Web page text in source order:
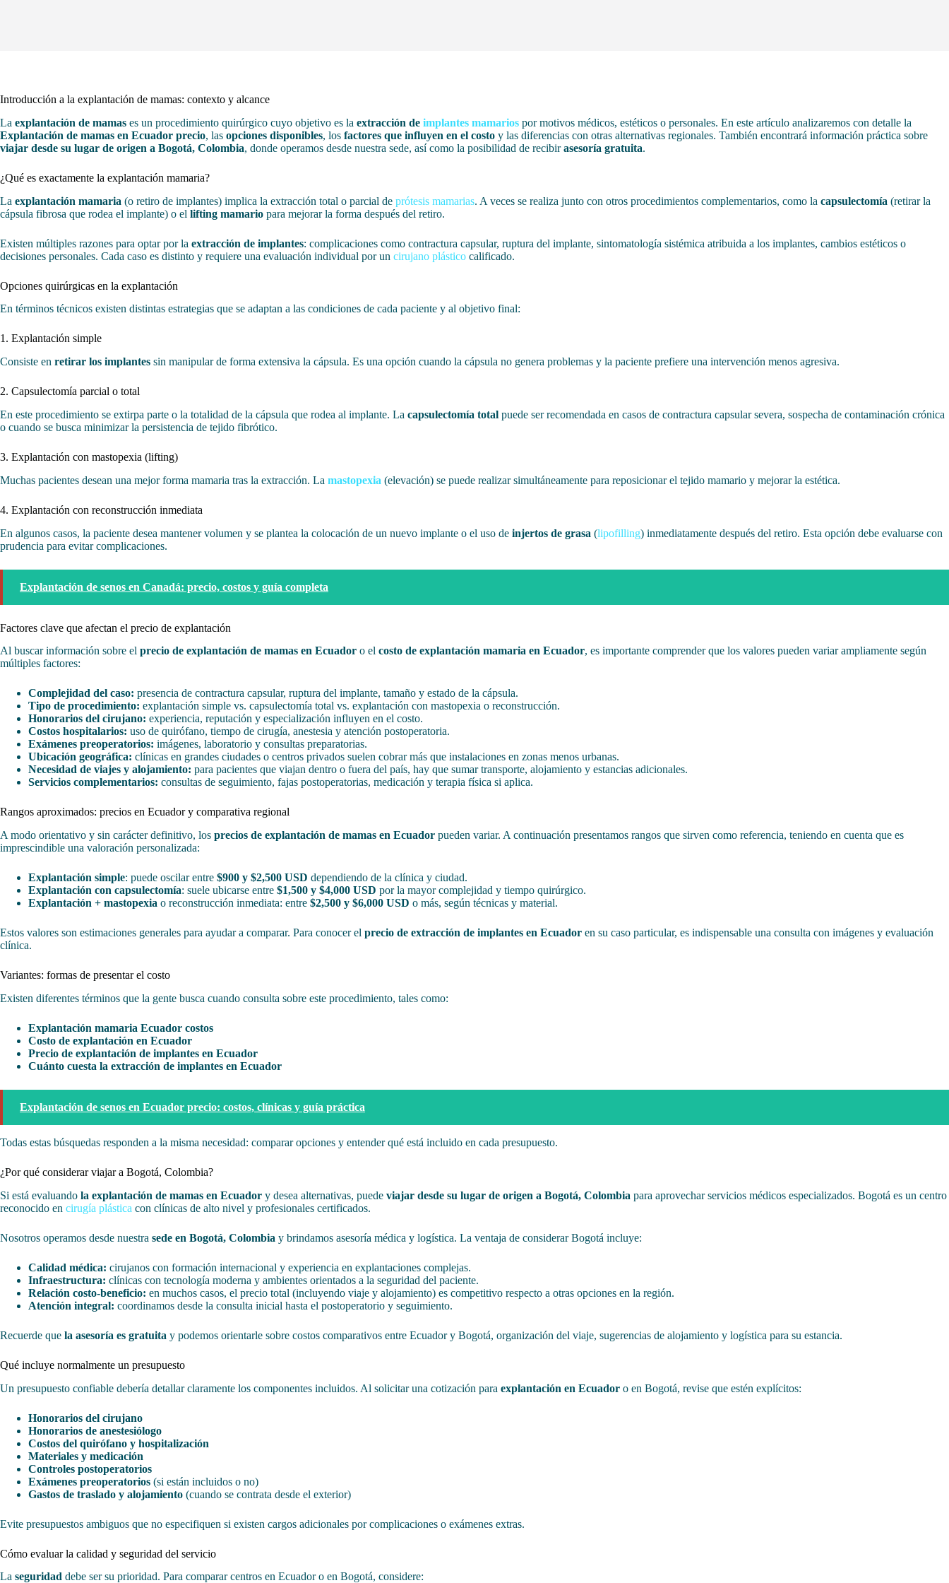
Introducción a la explantación de mamas: contexto y alcance
La explantación de mamas es un procedimiento quirúrgico cuyo objetivo es la extracción de implantes mamarios por motivos médicos, estéticos o personales. En este artículo analizaremos con detalle la
Explantación de mamas en Ecuador precio, las opciones disponibles, los factores que influyen en el costo y las diferencias con otras alternativas regionales. También encontrará información práctica sobre
viajar desde su lugar de origen a Bogotá, Colombia, donde operamos desde nuestra sede, así como la posibilidad de recibirasesoría gratuita.
¿Qué es exactamente la explantación mamaria?
La explantación mamaria (o retiro de implantes) implica la extracción total o parcial de prótesis mamarias. A veces se realiza junto con otros procedimientos complementarios, como la capsulectomía (retirar la
cápsula fibrosa que rodea el implante) o el lifting mamario para mejorar la forma después del retiro.
Existen múltiples razones para optar por la extracción de implantes: complicaciones como contractura capsular, ruptura del implante, sintomatología sistémica atribuida a los implantes, cambios estéticos o
decisiones personales. Cada caso es distinto y requiere una evaluación individual por un cirujano plástico calificado.
Opciones quirúrgicas en la explantación
En términos técnicos existen distintas estrategias que se adaptan a las condiciones de cada paciente y al objetivo final:
1. Explantación simple
Consiste en retirar los implantes sin manipular de forma extensiva la cápsula. Es una opción cuando la cápsula no genera problemas y la paciente prefiere una intervención menos agresiva.
2. Capsulectomía parcial o total
En este procedimiento se extirpa parte o la totalidad de la cápsula que rodea al implante. La capsulectomía total puede ser recomendada en casos de contractura capsular severa, sospecha de contaminación crónica
o cuando se busca minimizar la persistencia de tejido fibrótico.
3. Explantación con mastopexia (lifting)
Muchas pacientes desean una mejor forma mamaria tras la extracción. La mastopexia (elevación) se puede realizar simultáneamente para reposicionar el tejido mamario y mejorar la estética.
4. Explantación con reconstrucción inmediata
En algunos casos, la paciente desea mantener volumen y se plantea la colocación de un nuevo implante o el uso de injertos de grasa (lipofilling) inmediatamente después del retiro. Esta opción debe evaluarse con
prudencia para evitar complicaciones.
Explantación de senos en Canadá: precio, costos y guía completa
Factores clave que afectan el precio de explantación
Al buscar información sobre el precio de explantación de mamas en Ecuador o el costo de explantación mamaria en Ecuador, es importante comprender que los valores pueden variar ampliamente según
múltiples factores:
Complejidad del caso: presencia de contractura capsular, ruptura del implante, tamaño y estado de la cápsula.
Tipo de procedimiento: explantación simple vs. capsulectomía total vs. explantación con mastopexia o reconstrucción.
Honorarios del cirujano: experiencia, reputación y especialización influyen en el costo.
Costos hospitalarios: uso de quirófano, tiempo de cirugía, anestesia y atención postoperatoria.
Exámenes preoperatorios: imágenes, laboratorio y consultas preparatorias.
Ubicación geográfica: clínicas en grandes ciudades o centros privados suelen cobrar más que instalaciones en zonas menos urbanas.
Necesidad de viajes y alojamiento: para pacientes que viajan dentro o fuera del país, hay que sumar transporte, alojamiento y estancias adicionales.
Servicios complementarios: consultas de seguimiento, fajas postoperatorias, medicación y terapia física si aplica.
Rangos aproximados: precios en Ecuador y comparativa regional
A modo orientativo y sin carácter definitivo, los precios de explantación de mamas en Ecuador pueden variar. A continuación presentamos rangos que sirven como referencia, teniendo en cuenta que es
imprescindible una valoración personalizada:
Explantación simple: puede oscilar entre $900 y $2,500 USD dependiendo de la clínica y ciudad.
Explantación con capsulectomía: suele ubicarse entre $1,500 y $4,000 USD por la mayor complejidad y tiempo quirúrgico.
Explantación + mastopexia o reconstrucción inmediata: entre $2,500 y $6,000 USD o más, según técnicas y material.
Estos valores son estimaciones generales para ayudar a comparar. Para conocer el precio de extracción de implantes en Ecuador en su caso particular, es indispensable una consulta con imágenes y evaluación
clínica.
Variantes: formas de presentar el costo
Existen diferentes términos que la gente busca cuando consulta sobre este procedimiento, tales como:
Explantación mamaria Ecuador costos
Costo de explantación en Ecuador
Precio de explantación de implantes en Ecuador
Cuánto cuesta la extracción de implantes en Ecuador
Explantación de senos en Ecuador precio: costos, clínicas y guía práctica
Todas estas búsquedas responden a la misma necesidad: comparar opciones y entender qué está incluido en cada presupuesto.
¿Por qué considerar viajar a Bogotá, Colombia?
Si está evaluando la explantación de mamas en Ecuador y desea alternativas, puede viajar desde su lugar de origen a Bogotá, Colombia para aprovechar servicios médicos especializados. Bogotá es un centro
reconocido en cirugía plástica con clínicas de alto nivel y profesionales certificados.
Nosotros operamos desde nuestra sede en Bogotá, Colombia y brindamos asesoría médica y logística. La ventaja de considerar Bogotá incluye:
Calidad médica: cirujanos con formación internacional y experiencia en explantaciones complejas.
Infraestructura: clínicas con tecnología moderna y ambientes orientados a la seguridad del paciente.
Relación costo-beneficio: en muchos casos, el precio total (incluyendo viaje y alojamiento) es competitivo respecto a otras opciones en la región.
Atención integral: coordinamos desde la consulta inicial hasta el postoperatorio y seguimiento.
Recuerde que la asesoría es gratuita y podemos orientarle sobre costos comparativos entre Ecuador y Bogotá, organización del viaje, sugerencias de alojamiento y logística para su estancia.
Qué incluye normalmente un presupuesto
Un presupuesto confiable debería detallar claramente los componentes incluidos. Al solicitar una cotización para explantación en Ecuador o en Bogotá, revise que estén explícitos:
Honorarios del cirujano
Honorarios de anestesiólogo
Costos del quirófano y hospitalización
Materiales y medicación
Controles postoperatorios
Exámenes preoperatorios (si están incluidos o no)
Gastos de traslado y alojamiento (cuando se contrata desde el exterior)
Evite presupuestos ambiguos que no especifiquen si existen cargos adicionales por complicaciones o exámenes extras.
Cómo evaluar la calidad y seguridad del servicio
La seguridad debe ser su prioridad. Para comparar centros en Ecuador o en Bogotá, considere: